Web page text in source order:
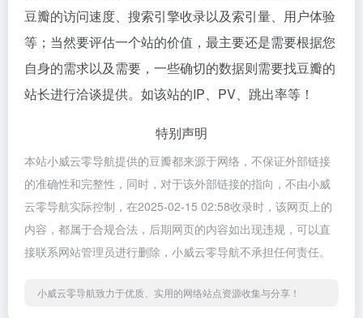
豆瓣的访问速度、搜索引擎收录以及索引量、用户体验
等；当然要评估一个站的价值，最主要还是需要根据您
自身的需求以及需要，一些确切的数据则需要找豆瓣的
站长进行洽谈提供。如该站的IP、PV、跳出率等！
特别声明
本站小威云零导航提供的豆瓣都来源于网络，不保证外部链接
的准确性和完整性，同时，对于该外部链接的指向，不由小威
云零导航实际控制，在2025-02-15 02:58收录时，该网页上的
内容，都属于合规合法，后期网页的内容如出现违规，可以直
接联系网站管理员进行删除，小威云零导航不承担任何责任。
小威云零导航致力于优质、实用的网络站点资源收集与分享！